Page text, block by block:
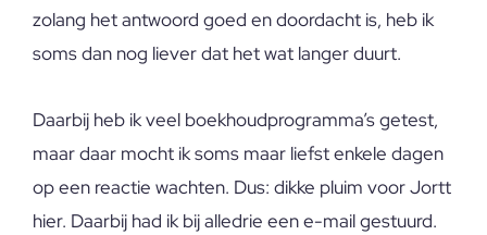
zolang het antwoord goed en doordacht is, heb ik
soms dan nog liever dat het wat langer duurt.
Daarbij heb ik veel boekhoudprogramma’s getest,
maar daar mocht ik soms maar liefst enkele dagen
op een reactie wachten. Dus: dikke pluim voor Jortt
hier. Daarbij had ik bij alledrie een e-mail gestuurd.